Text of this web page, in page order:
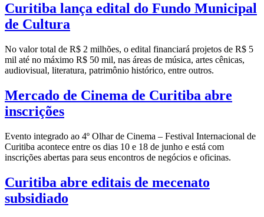
Curitiba lança edital do Fundo Municipal
de Cultura
No valor total de R$ 2 milhões, o edital financiará projetos de R$ 5
mil até no máximo R$ 50 mil, nas áreas de música, artes cênicas,
audiovisual, literatura, patrimônio histórico, entre outros.
Mercado de Cinema de Curitiba abre
inscrições
Evento integrado ao 4º Olhar de Cinema – Festival Internacional de
Curitiba acontece entre os dias 10 e 18 de junho e está com
inscrições abertas para seus encontros de negócios e oficinas.
Curitiba abre editais de mecenato
subsidiado